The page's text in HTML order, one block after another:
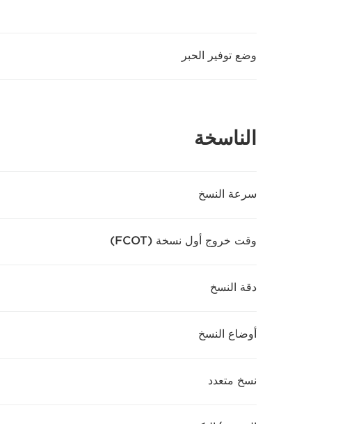
وضع توفير الحبر
الناسخة
سرعة النسخ
وقت خروج أول نسخة (FCOT)
دقة النسخ
أوضاع النسخ
نسخ متعدد